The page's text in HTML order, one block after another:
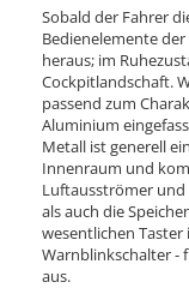
Sobald der Fahrer
Bedienelemente
heraus; im
Cockpitlandschaft.
passend zum
Aluminium
Metall ist generell
Innenraum und
Luftausströmer und
als auch die
wesentlichen
Warnblinkschalter -
aus.